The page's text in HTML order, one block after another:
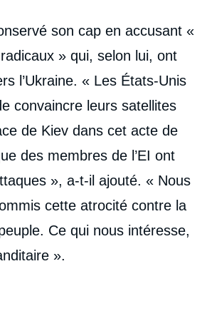
son cap en accusant «
» qui, selon lui, ont
l’Ukraine. « Les États-Unis
convaincre leurs satellites
de Kiev dans cet acte de
des membres de l’EI ont
», a-t-il ajouté. « Nous
cette atrocité contre la
Ce qui nous intéresse,
».